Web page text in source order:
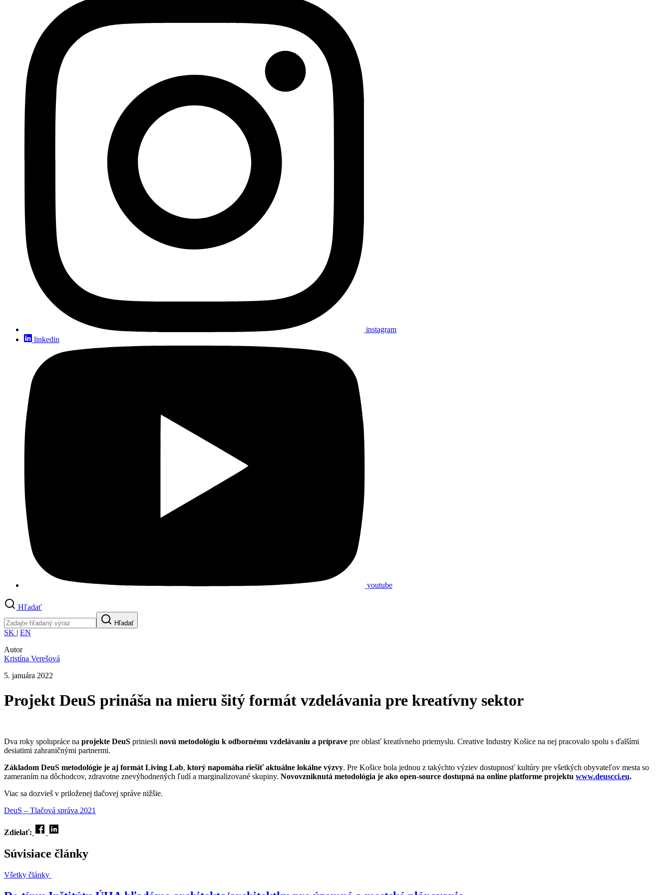
instagram
linkedin
youtube
Hľadať
Hľadať
SK | EN
Autor
Kristína Verešová
5. januára 2022
Projekt DeuS prináša na mieru šitý formát vzdelávania pre kreatívny sektor
Dva roky spolupráce na projekte DeuS priniesli novú metodológiu k odbornému vzdelávaniu a príprave pre oblasť kreatívneho priemyslu. Creative Industry Košice na nej pracovalo spolu s ďalšími
desiatimi zahraničnými partnermi.
Základom DeuS metodológie je aj formát Living Lab, ktorý napomáha riešiť aktuálne lokálne výzvy. Pre Košice bola jednou z takýchto výziev dostupnosť kultúry pre všetkých obyvateľov mesta so
zameraním na dôchodcov, zdravotne znevýhodnených ľudí a marginalizované skupiny. Novovzniknutá metodológia je ako open-source dostupná na online platforme projektu www.deuscci.eu.
Viac sa dozvieš v priloženej tlačovej správe nižšie.
DeuS – Tlačová správa 2021
Zdielať:
Súvisiace články
Všetky články